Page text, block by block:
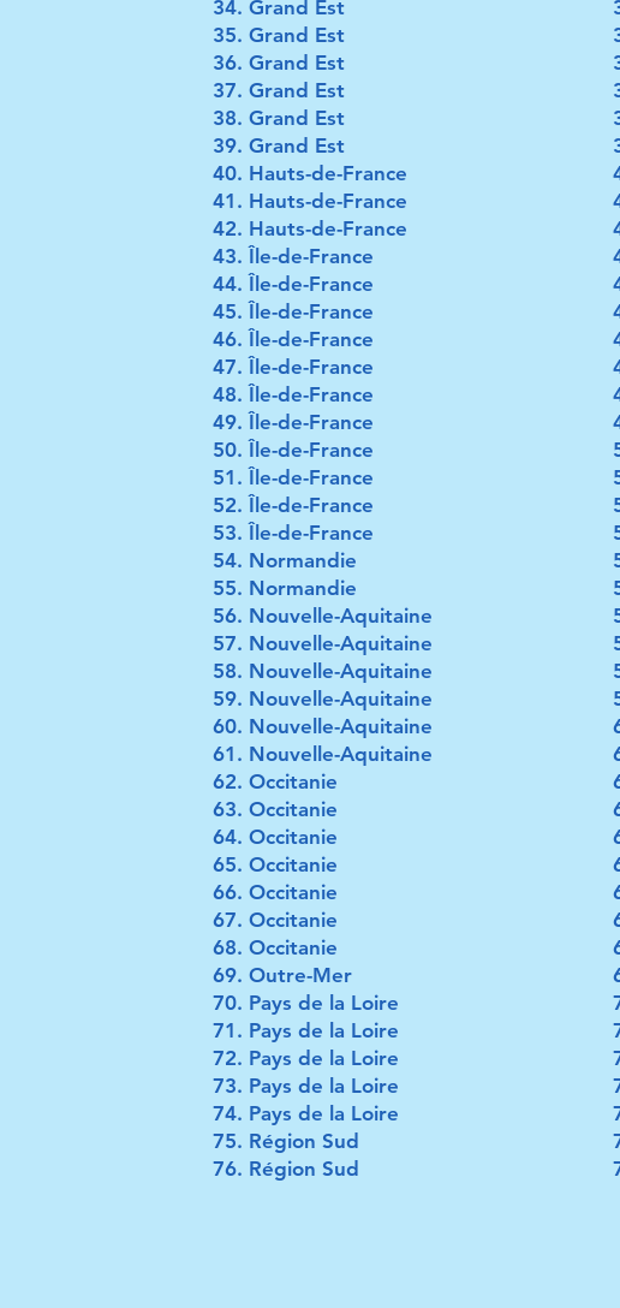
Grand Est
Grand Est
Grand Est
Grand Est
Grand Est
Grand Est
Hauts-de-France
Hauts-de-France
Hauts-de-France
Île-de-France
Île-de-France
Île-de-France
Île-de-France
Île-de-France
Île-de-France
Île-de-France
Île-de-France
Île-de-France
Île-de-France
Île-de-France
Normandie
Normandie
Nouvelle-Aquitaine
Nouvelle-Aquitaine
Nouvelle-Aquitaine
Nouvelle-Aquitaine
Nouvelle-Aquitaine
Nouvelle-Aquitaine
Occitanie
Occitanie
Occitanie
Occitanie
Occitanie
Occitanie
Occitanie
Outre-Mer
Pays de la Loire
Pays de la Loire
Pays de la Loire
Pays de la Loire
Pays de la Loire
Région Sud
Région Sud